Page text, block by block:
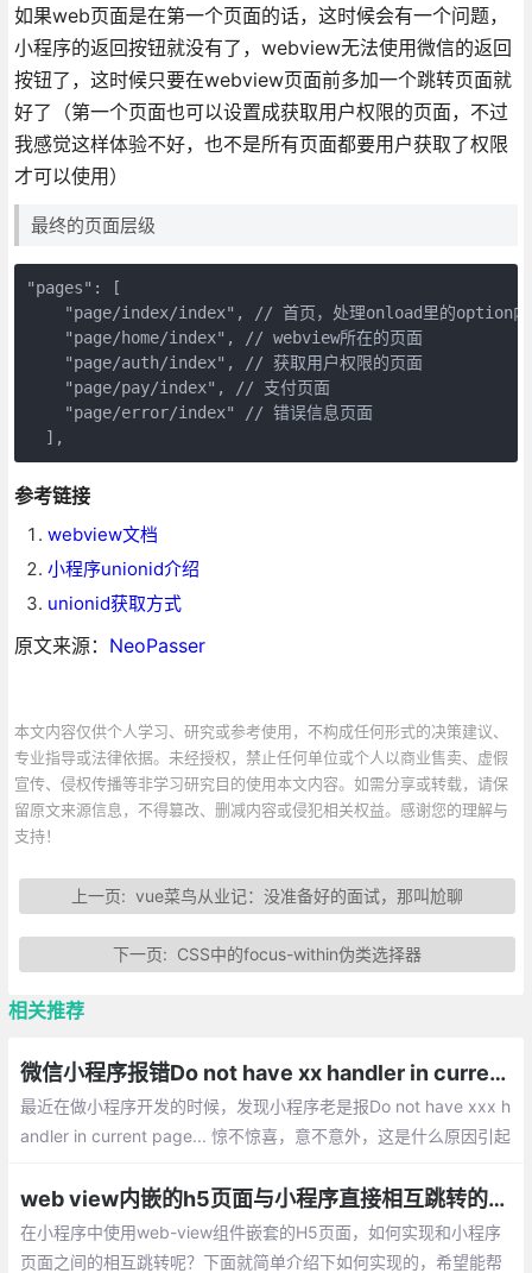
如果web页面是在第一个页面的话，这时候会有一个问题，
小程序的返回按钮就没有了，webview无法使用微信的返回
按钮了，这时候只要在webview页面前多加一个跳转页面就
好了（第一个页面也可以设置成获取用户权限的页面，不过
我感觉这样体验不好，也不是所有页面都要用户获取了权限
才可以使用）
最终的页面层级
"pages": [
"page/index/index", // 首页，处理onload里的option内
    "page/home/index", // webview所在的页面
    "page/auth/index", // 获取用户权限的页面
    "page/pay/index", // 支付页面
    "page/error/index" // 错误信息页面
  ],
参考链接
webview文档
小程序unionid介绍
unionid获取方式
原文来源： NeoPasser
本文内容仅供个人学习、研究或参考使用，不构成任何形式的决策建议、
专业指导或法律依据。未经授权，禁止任何单位或个人以商业售卖、虚假
宣传、侵权传播等非学习研究目的使用本文内容。如需分享或转载，请保
留原文来源信息，不得篡改、删减内容或侵犯相关权益。感谢您的理解与
支持！
上一页: vue菜鸟从业记：没准备好的面试，那叫尬聊
下一页: CSS中的focus-within伪类选择器
相关推荐
微信小程序报错Do not have xx handler in current page的解决方法总汇
最近在做小程序开发的时候，发现小程序老是报Do not have xxx h
andler in current page... 惊不惊喜，意不意外，这是什么原因引起
web view内嵌的h5页面与小程序直接相互跳转的实现
在小程序中使用web-view组件嵌套的H5页
面，如何实现和小程序页面之间的相互跳转